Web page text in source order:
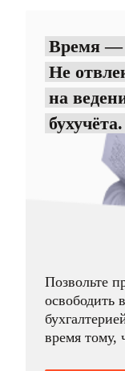
Время —
Не
на
бухучёта.
Позвольте
освободить
время тому,